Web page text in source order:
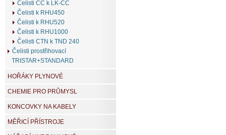
Čelisti CC k LK-CC
Čelisti k RHU450
Čelisti k RHU520
Čelisti k RHU1000
Čelisti CTN k TND 240
Čelisti prostřihovací
TRISTAR+STANDARD
HOŘÁKY PLYNOVÉ
CHEMIE PRO PRŮMYSL
KONCOVKY NA KABELY
MĚŘICÍ PŘÍSTROJE